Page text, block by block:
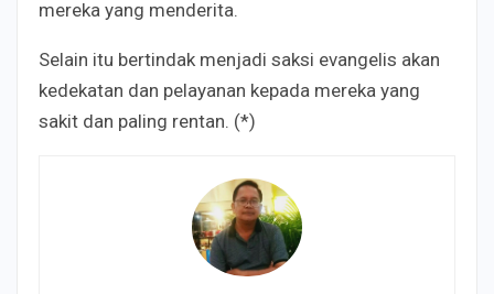
mereka yang menderita.
Selain itu bertindak menjadi saksi evangelis akan
kedekatan dan pelayanan kepada mereka yang
sakit dan paling rentan. (*)